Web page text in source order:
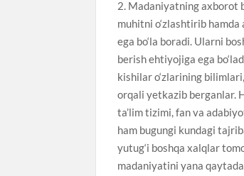
2. Madaniyatning axborot
muhitni o‘zlashtirib
ega bo‘la boradi. Ularni
berish ehtiyojiga ega
kishilar o‘zlarining
orqali yetkazib berganlar.
ta’lim tizimi, fan va
ham bugungi kundagi
yutug‘i boshqa xalqlar
madaniyatini yana